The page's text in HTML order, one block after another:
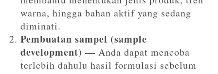
warna, hingga bahan aktif yang sedang
diminati.
Pembuatan sampel (sample
development) — Anda dapat mencoba
terlebih dahulu hasil formulasi sebelum